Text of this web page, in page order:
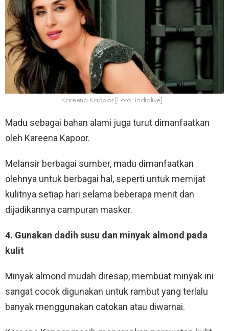
Kareena Kapoor [Foto: Indialive]
Madu sebagai bahan alami juga turut dimanfaatkan
oleh Kareena Kapoor.
Melansir berbagai sumber, madu dimanfaatkan
olehnya untuk berbagai hal, seperti untuk memijat
kulitnya setiap hari selama beberapa menit dan
dijadikannya campuran masker.
4. Gunakan dadih susu dan minyak almond pada
kulit
Minyak almond mudah diresap, membuat minyak ini
sangat cocok digunakan untuk rambut yang terlalu
banyak menggunakan catokan atau diwarnai.